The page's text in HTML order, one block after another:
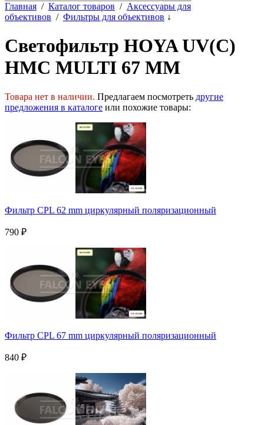
Главная / Каталог товаров / Аксессуары для
объективов / Фильтры для объективов ↓
Светофильтр HOYA UV(C)
HMC MULTI 67 MM
Товара нет в наличии. Предлагаем посмотреть другие
предложения в каталоге или похожие товары:
Фильтр CPL 62 mm циркулярный поляризационный
790 ₽
Фильтр CPL 67 mm циркулярный поляризационный
840 ₽